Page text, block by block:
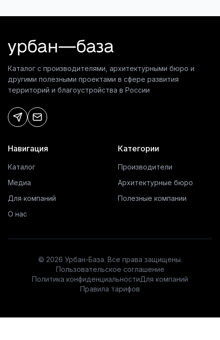
Каталог с производителями, архитектурными бюро и
другими полезными проектами в сфере развития
территорий и благоустройства в России
Навигация
Каталог
Медиа
Для компаний
О нас
Категории
Производители
Архитектурные бюро
Полезные компании
© 2026 Урбан-База. Все права защищены.
Пользовательское соглашение
Политика конфиденциальностиДля компаний
Правила тарифов